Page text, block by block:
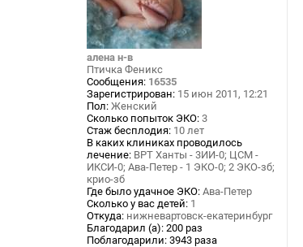
алена н-в
Птичка Феникс
Сообщения: 16535
Зарегистрирован: 15 июн 2011, 12:21
Пол: Женский
Сколько попыток ЭКО: 3
Стаж бесплодия: 10 лет
В каких клиниках проводилось
лечение: ВРТ Ханты - 3ИИ-0; ЦСМ -
ИКСИ-0; Ава-Петер - 1 ЭКО-0; 2 ЭКО-зб;
крио-зб
Где было удачное ЭКО: Ава-Петер
Сколько у вас детей: 1
Откуда: нижневартовск-екатеринбург
Благодарил (а): 200 раз
Поблагодарили: 3943 раза